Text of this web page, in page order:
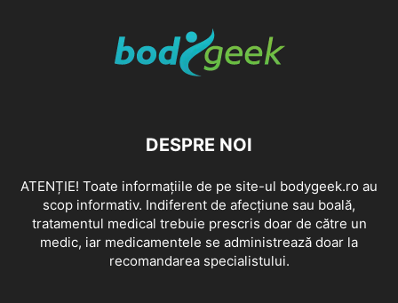
DESPRE NOI
ATENȚIE! Toate informațiile de pe site-ul bodygeek.ro au
scop informativ. Indiferent de afecțiune sau boală,
tratamentul medical trebuie prescris doar de către un
medic, iar medicamentele se administrează doar la
recomandarea specialistului.